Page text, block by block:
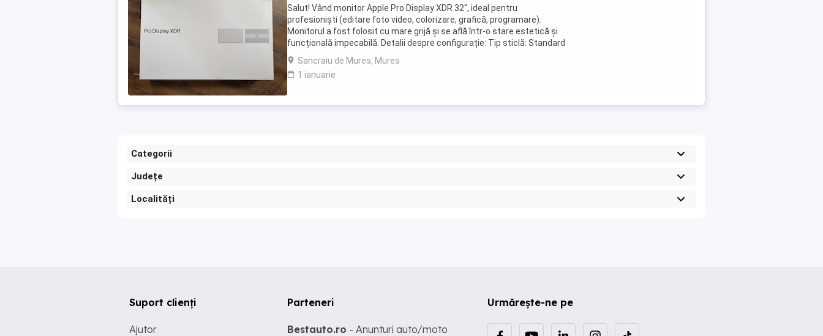
Salut! Vând monitor Apple Pro Display XDR 32", ideal pentru
profesioniști (editare foto video, colorizare, grafică, programare).
Monitorul a fost folosit cu mare grijă și se află într-o stare estetică și
funcțională impecabilă. Detalii despre configurație: Tip sticlă: Standard
Glass. Prindere: ...
Sancraiu de Mures, Mures
1 ianuarie
Categorii
Județe
Localități
Urmărește-ne pe
Suport clienți
Ajutor
Parteneri
Bestauto.ro - Anunturi auto/moto